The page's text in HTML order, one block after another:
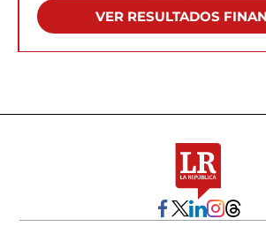
VER RESULTADOS